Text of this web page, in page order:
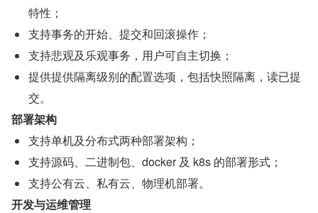
特性；
支持事务的开始、提交和回滚操作；
支持悲观及乐观事务，用户可自主切换；
提供提供隔离级别的配置选项，包括快照隔离，读已提
交。
部署架构
支持单机及分布式两种部署架构；
支持源码、二进制包、docker 及 k8s 的部署形式；
支持公有云、私有云、物理机部署。
开发与运维管理